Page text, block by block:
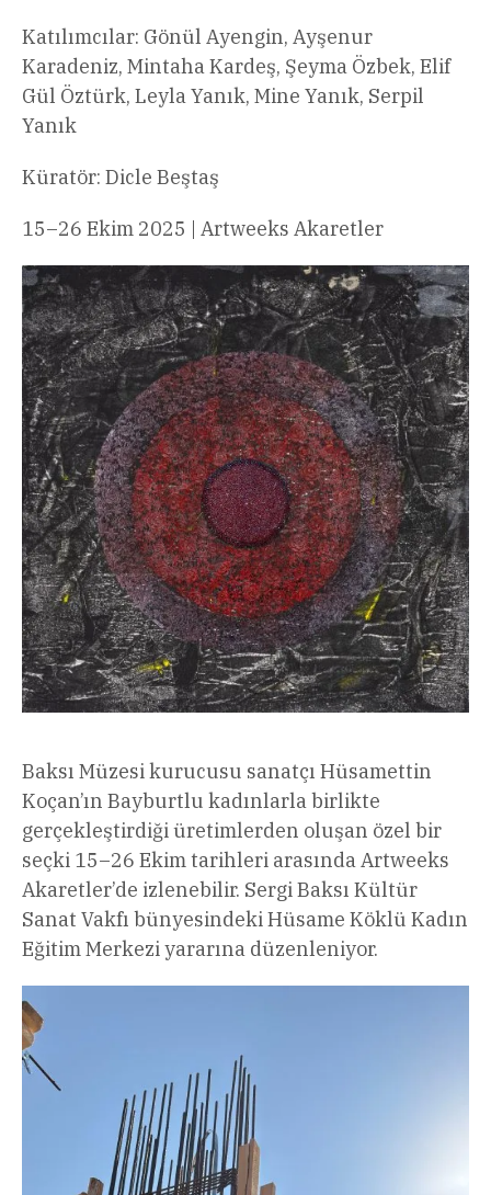
Katılımcılar: Gönül Ayengin, Ayşenur
Karadeniz, Mintaha Kardeş, Şeyma Özbek, Elif
Gül Öztürk, Leyla Yanık, Mine Yanık, Serpil
Yanık
Küratör: Dicle Beştaş
15–26 Ekim 2025 | Artweeks Akaretler
Baksı Müzesi kurucusu sanatçı Hüsamettin
Koçan’ın Bayburtlu kadınlarla birlikte
gerçekleştirdiği üretimlerden oluşan özel bir
seçki 15–26 Ekim tarihleri arasında Artweeks
Akaretler’de izlenebilir. Sergi Baksı Kültür
Sanat Vakfı bünyesindeki Hüsame Köklü Kadın
Eğitim Merkezi yararına düzenleniyor.